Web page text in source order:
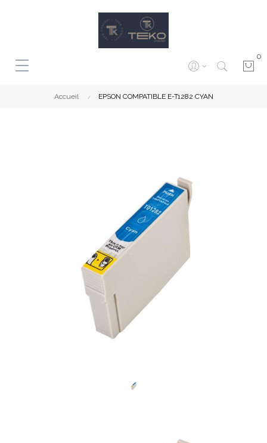
0
Accueil EPSON COMPATIBLE E-T1282 CYAN